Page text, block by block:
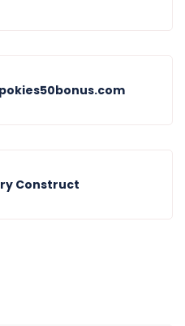
Construct